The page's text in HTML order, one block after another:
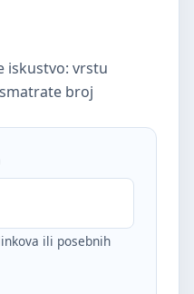
iskustvo: vrstu
broj
ili posebnih